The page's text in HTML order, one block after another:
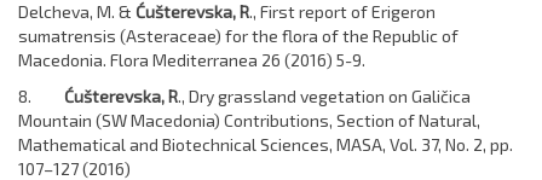
Delcheva, M. & Ćušterevska, R., First report of Erigeron
sumatrensis (Asteraceae) for the flora of the Republic of
Macedonia. Flora Mediterranea 26 (2016) 5-9.
8. Ćušterevska, R., Dry grassland vegetation on Galičica
Mountain (SW Macedonia) Contributions, Section of Natural,
Mathematical and Biotechnical Sciences, MASA, Vol. 37, No. 2, pp.
107–127 (2016)